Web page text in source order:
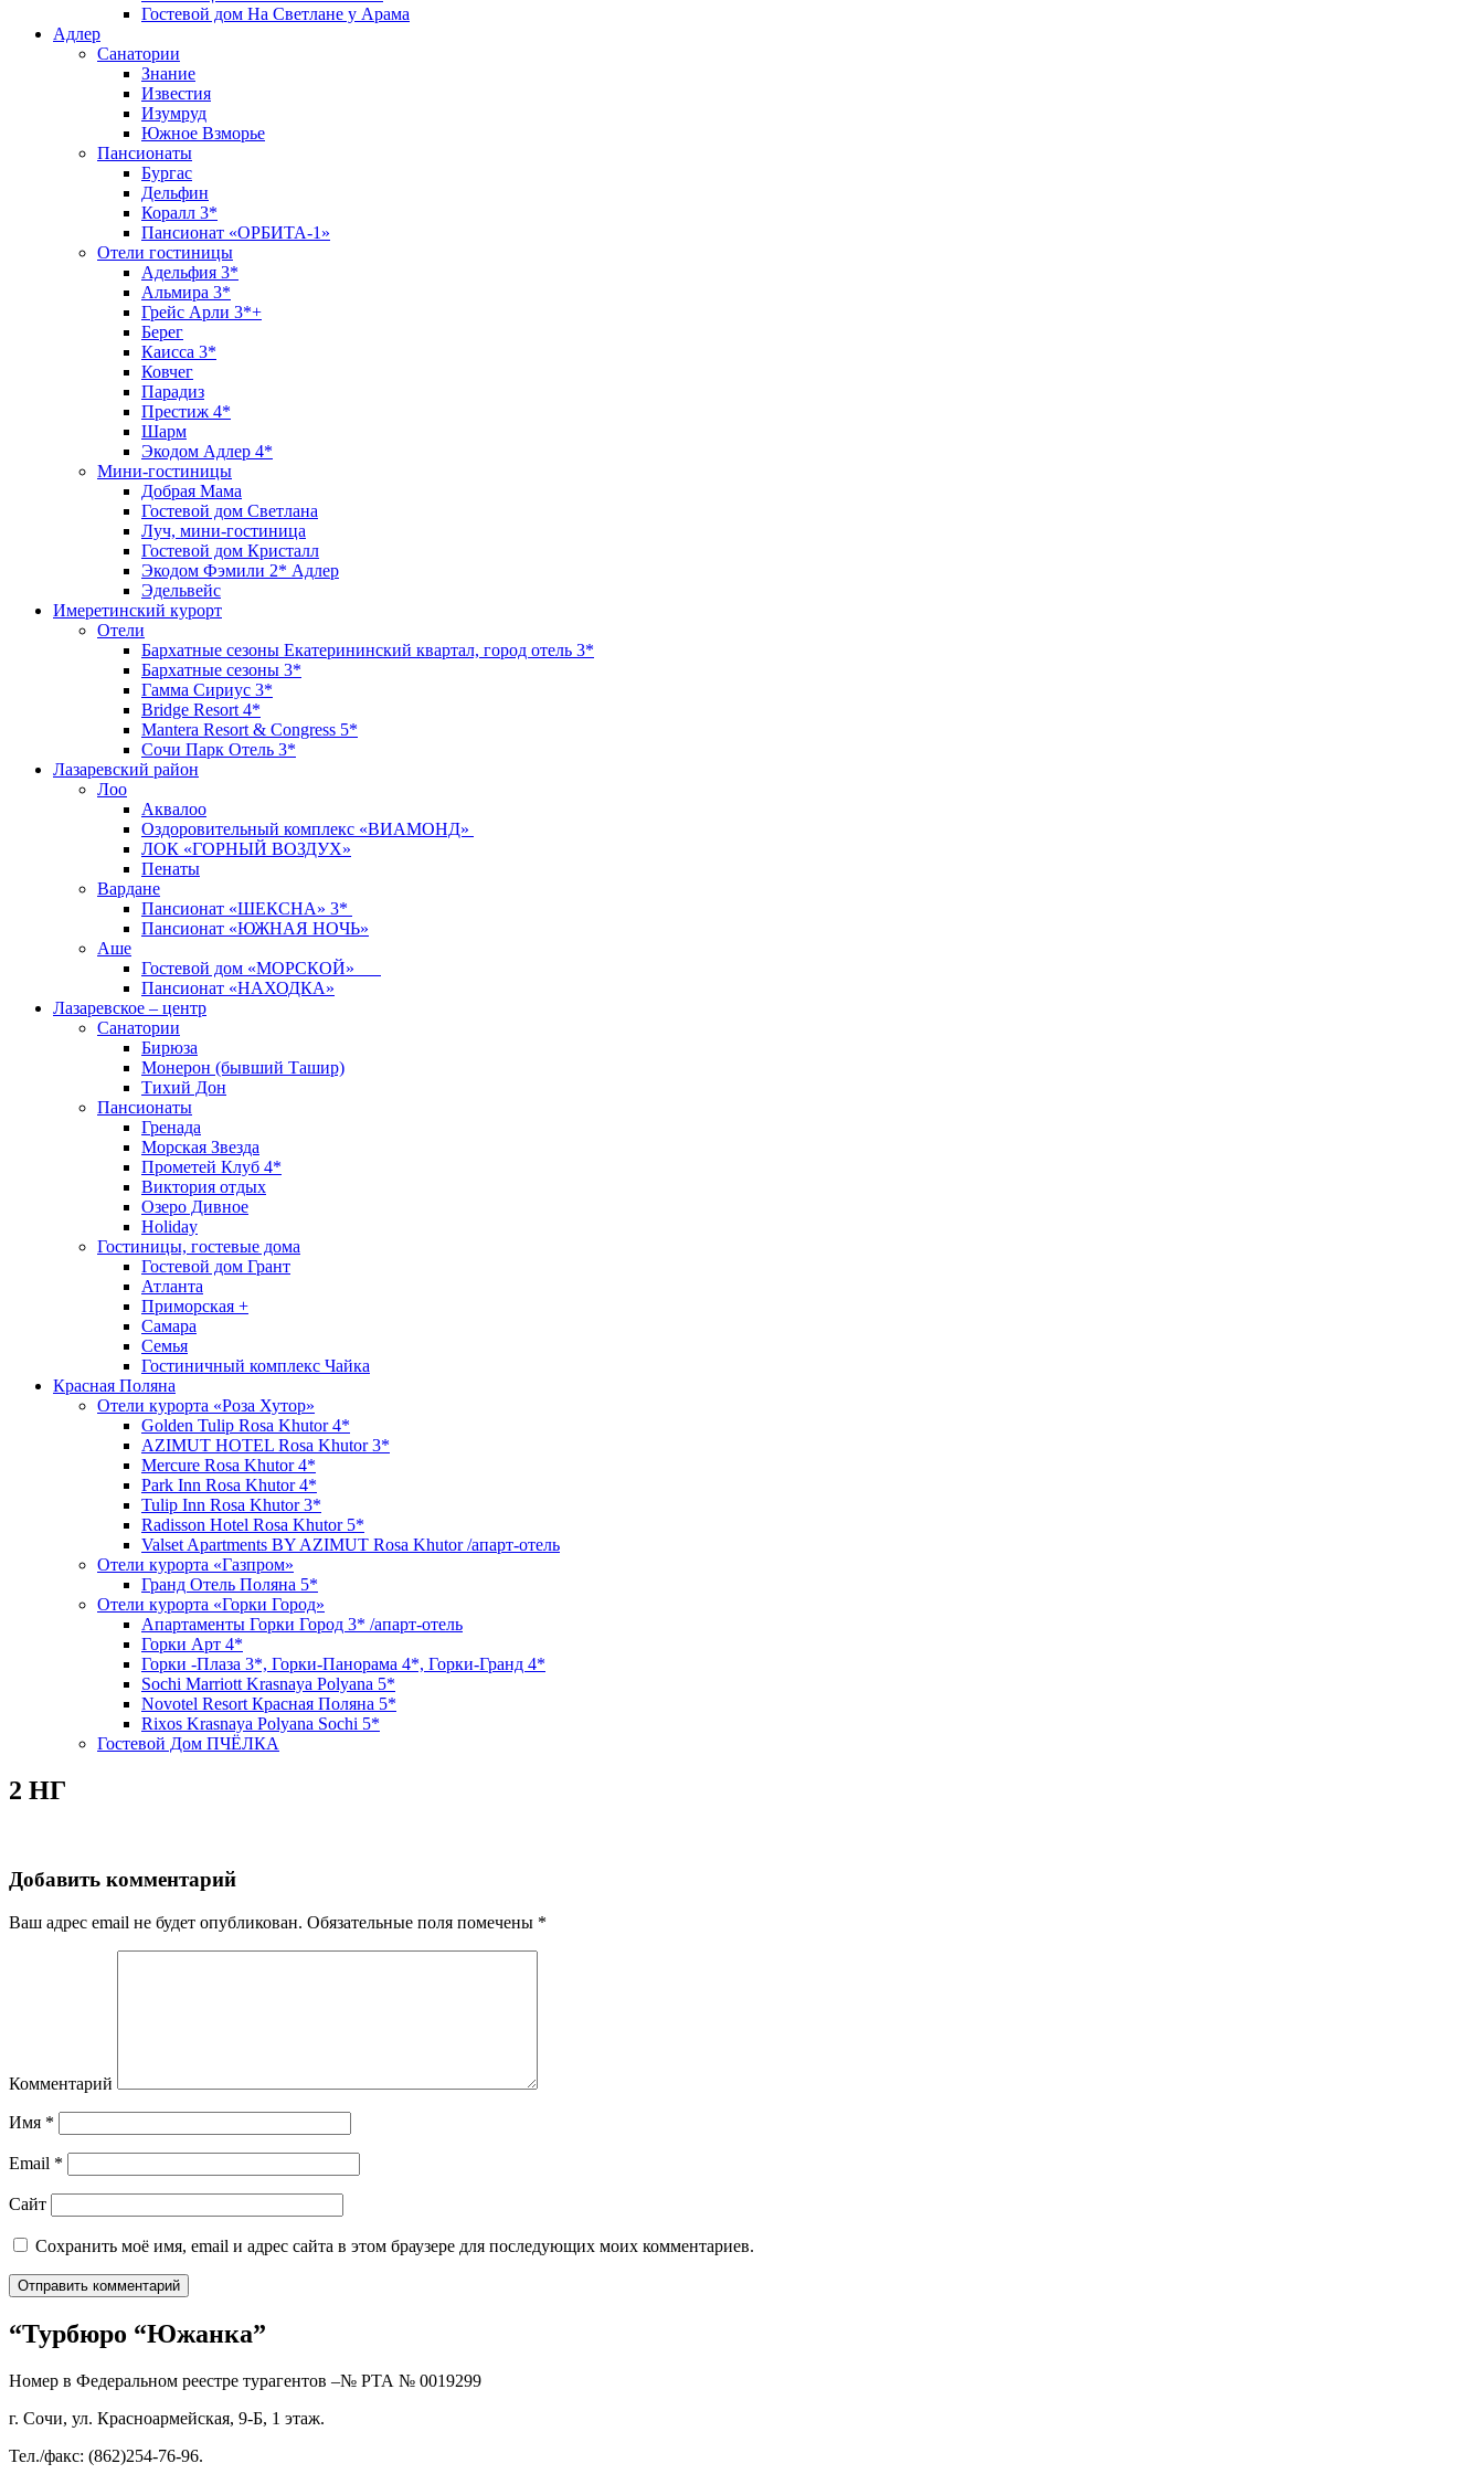
Гостевой дом На Светлане у Арама
Адлер
Санатории
Знание
Известия
Изумруд
Южное Взморье
Пансионаты
Бургас
Дельфин
Коралл 3*
Пансионат «ОРБИТА-1»
Отели гостиницы
Адельфия 3*
Альмира 3*
Грейс Арли 3*+
Берег
Каисса 3*
Ковчег
Парадиз
Престиж 4*
Шарм
Экодом Адлер 4*
Мини-гостиницы
Добрая Мама
Гостевой дом Светлана
Луч, мини-гостиница
Гостевой дом Кристалл
Экодом Фэмили 2* Адлер
Эдельвейс
Имеретинский курорт
Отели
Бархатные сезоны Екатерининский квартал, город отель 3*
Бархатные сезоны 3*
Гамма Сириус 3*
Bridge Resort 4*
Mantera Resort & Congress 5*
Сочи Парк Отель 3*
Лазаревский район
Лоо
Аквалоо
Оздоровительный комплекс «ВИАМОНД»
ЛОК «ГОРНЫЙ ВОЗДУХ»
Пенаты
Вардане
Пансионат «ШЕКСНА» 3*
Пансионат «ЮЖНАЯ НОЧЬ»
Аше
Гостевой дом «МОРСКОЙ»
Пансионат «НАХОДКА»
Лазаревское – центр
Санатории
Бирюза
Монерон (бывший Ташир)
Тихий Дон
Пансионаты
Гренада
Морская Звезда
Прометей Клуб 4*
Виктория отдых
Озеро Дивное
Holiday
Гостиницы, гостевые дома
Гостевой дом Грант
Атланта
Приморская +
Самара
Семья
Гостиничный комплекс Чайка
Красная Поляна
Отели курорта «Роза Хутор»
Golden Tulip Rosa Khutor 4*
AZIMUT HOTEL Rosa Khutor 3*
Mercure Rosa Khutor 4*
Park Inn Rosa Khutor 4*
Tulip Inn Rosa Khutor 3*
Radisson Hotel Rosa Khutor 5*
Valset Apartments BY AZIMUT Rosa Khutor /апарт-отель
Отели курорта «Газпром»
Гранд Отель Поляна 5*
Отели курорта «Горки Город»
Апартаменты Горки Город 3* /апарт-отель
Горки Арт 4*
Горки -Плаза 3*, Горки-Панорама 4*, Горки-Гранд 4*
Sochi Marriott Krasnaya Polyana 5*
Novotel Resort Красная Поляна 5*
Rixos Krasnaya Polyana Sochi 5*
Гостевой Дом ПЧЁЛКА
2 НГ
Добавить комментарий
Ваш адрес email не будет опубликован. Обязательные поля помечены *
Комментарий
Имя *
Email *
Сайт
Сохранить моё имя, email и адрес сайта в этом браузере для последующих моих комментариев.
“Турбюро “Южанка”
Номер в Федеральном реестре турагентов –№ РТА № 0019299
г. Сочи, ул. Красноармейская, 9-Б, 1 этаж.
Тел./факс: (862)254-76-96.